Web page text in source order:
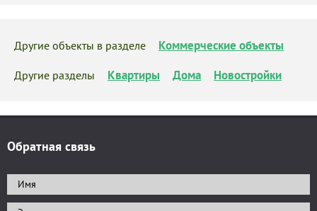
Другие объекты в разделе Коммерческие объекты
Другие разделы Квартиры Дома Новостройки
Обратная связь